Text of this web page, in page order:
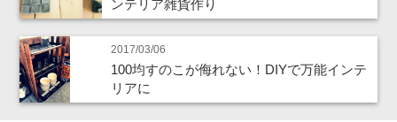
ンテリア雑貨作り
2017/03/06
100均すのこが侮れない！DIYで万能インテ
リアに